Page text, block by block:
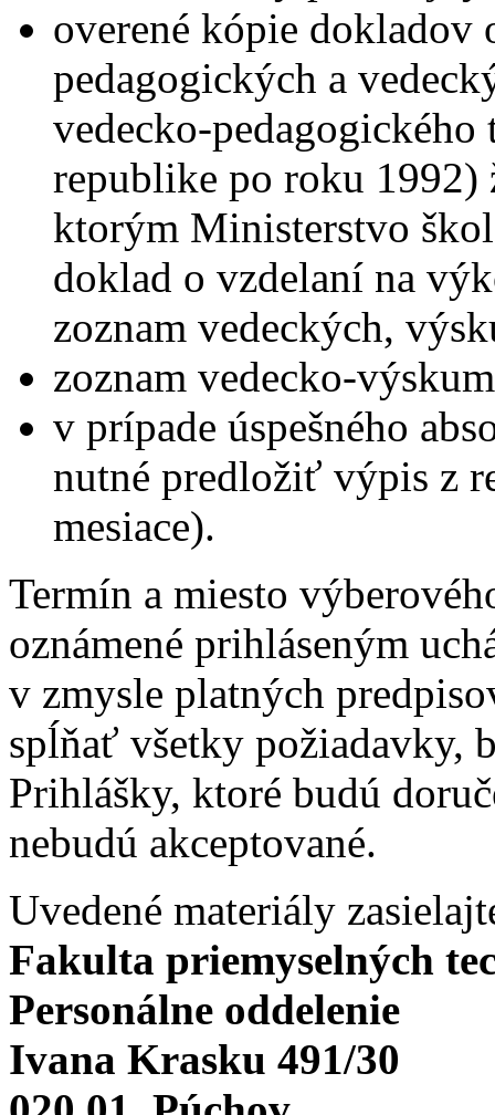
overené kópie dokladov
pedagogických a
vedecko-
republike po roku
ktorým Ministerstvo
doklad o vzdelaní na
zoznam vedeckých,
zoznam vedecko-
v prípade úspešného
nutné predložiť výpis z
mesiace).
Termín a miesto
oznámené prihláseným
v zmysle platných
spĺňať všetky požiadavky,
Prihlášky, ktoré budú
nebudú akceptované.
Uvedené materiály
Fakulta priemyselných
Personálne oddelenie
Ivana Krasku 491/30